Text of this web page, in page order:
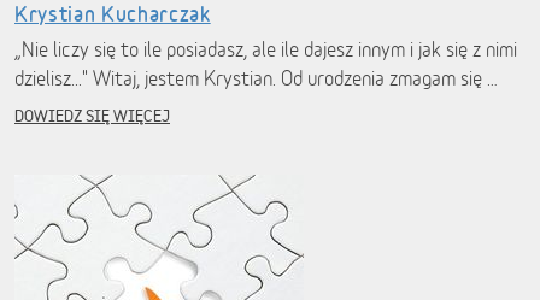
Krystian Kucharczak
„Nie liczy się to ile posiadasz, ale ile dajesz innym i jak się z nimi
dzielisz..." Witaj, jestem Krystian. Od urodzenia zmagam się …
DOWIEDZ SIĘ WIĘCEJ